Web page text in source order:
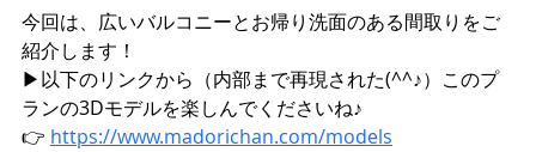
今回は、広いバルコニーとお帰り洗面のある間取りをご
紹介します！
▶︎以下のリンクから（内部まで再現された(^^♪）このプ
ランの3Dモデルを楽しんでくださいね♪
👉 https://www.madorichan.com/models